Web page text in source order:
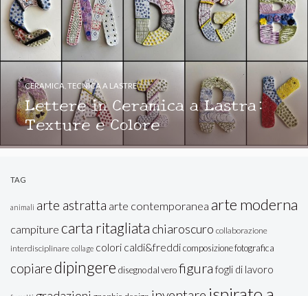
Lettere in Ceramica a Lastra:
Texture e Colore
CERAMICA TECNICA A LASTRE
TAG
animali arte astratta arte contemporanea arte moderna
campiture carta ritagliata chiaroscuro collaborazione
interdisciplinare collage colori caldi&freddicomposizione fotografica
copiaredipingere disegno dal verofigura fogli di lavoro